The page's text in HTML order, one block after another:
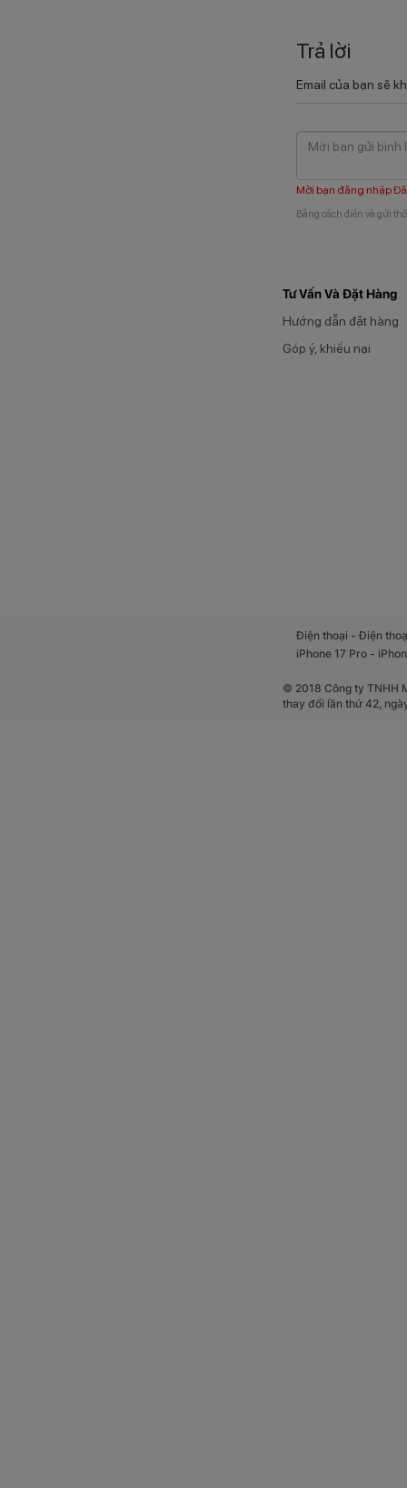
Trả lời
Email của bạn sẽ
Mời bạn đăng nhập
Bằng cách điền và gửi
Tư Vấn Và Đặt Hàng
Hướng dẫn đặt hàng
Góp ý, khiếu nại
Điện thoại -Điện
iPhone 17 Pro -
© 2018 Công ty TNHH
thay đổi lần thứ 42,